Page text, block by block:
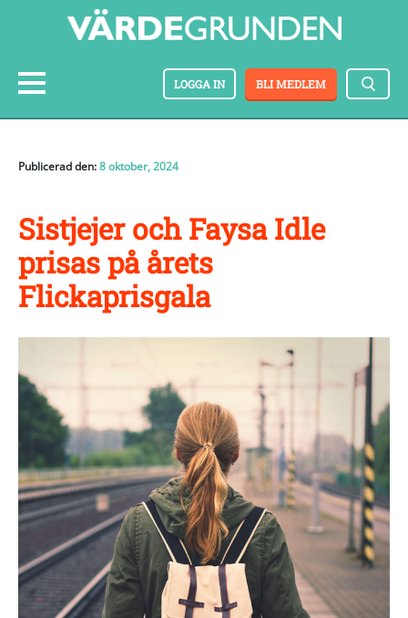
BLI MEDLEM
LOGGA IN
Publicerad den:8 oktober, 2024
Sistjejer och Faysa Idle
prisas på årets
Flickaprisgala